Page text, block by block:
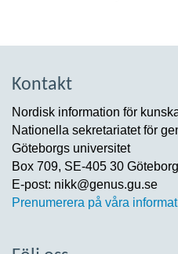
Kontakt
Nordisk information för
Nationella sekretariatet för
Göteborgs universitet
Box 709, SE-405 30 Göteborg
E-post: nikk@genus.gu.se
Prenumerera på våra